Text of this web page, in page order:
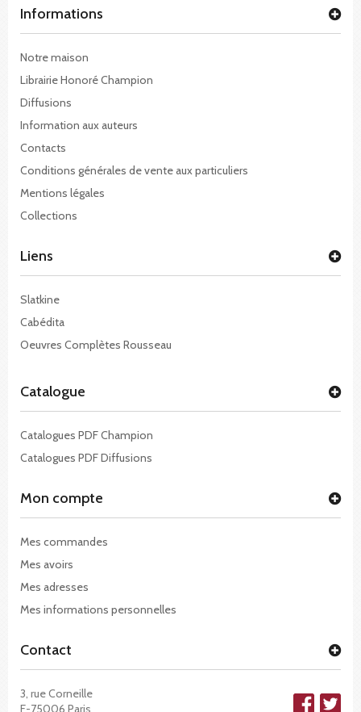
Informations
Notre maison
Librairie Honoré Champion
Diffusions
Information aux auteurs
Contacts
Conditions générales de vente aux particuliers
Mentions légales
Collections
Liens
Slatkine
Cabédita
Oeuvres Complètes Rousseau
Catalogue
Catalogues PDF Champion
Catalogues PDF Diffusions
Mon compte
Mes commandes
Mes avoirs
Mes adresses
Mes informations personnelles
Contact
3, rue Corneille
F-75006 Paris